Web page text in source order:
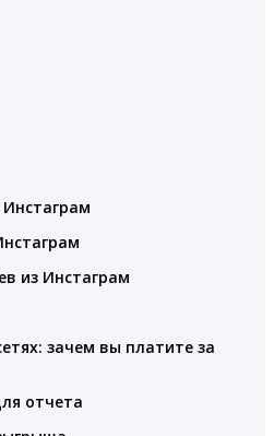
из Инстаграм
зачем вы платите за
отчета